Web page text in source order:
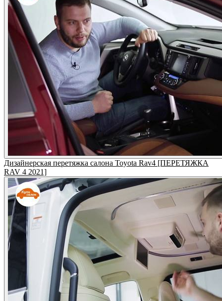
Дизайнерская перетяжка салона Toyota Rav4 [ПЕРЕТЯЖКА
RAV 4 2021]